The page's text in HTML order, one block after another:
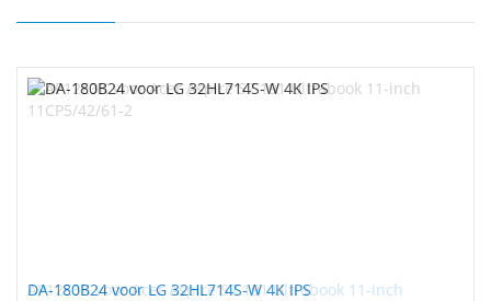
DA-180B24 voor LG 32HL714S-W 4K IPS